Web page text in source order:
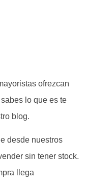
ofrezcan
lo que es te
blog.
desde nuestros
sin tener stock.
llega